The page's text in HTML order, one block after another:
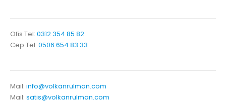
Ofis Tel: 0312 354 85 82
Cep Tel: 0506 654 83 33
Mail: info@volkanrulman.com
Mail: satis@volkanrulman.com